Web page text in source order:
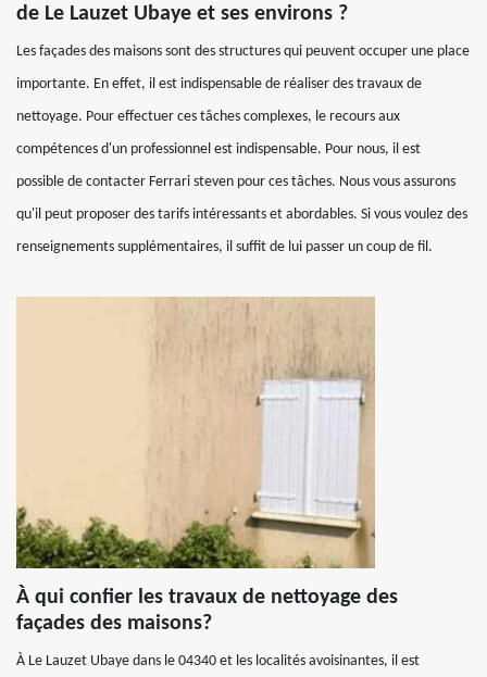
de Le Lauzet Ubaye et ses environs ?
Les façades des maisons sont des structures qui peuvent occuper une place
importante. En effet, il est indispensable de réaliser des travaux de
nettoyage. Pour effectuer ces tâches complexes, le recours aux
compétences d'un professionnel est indispensable. Pour nous, il est
possible de contacter Ferrari steven pour ces tâches. Nous vous assurons
qu'il peut proposer des tarifs intéressants et abordables. Si vous voulez des
renseignements supplémentaires, il suffit de lui passer un coup de fil.
À qui confier les travaux de nettoyage des
façades des maisons?
À Le Lauzet Ubaye dans le 04340 et les localités avoisinantes, il est